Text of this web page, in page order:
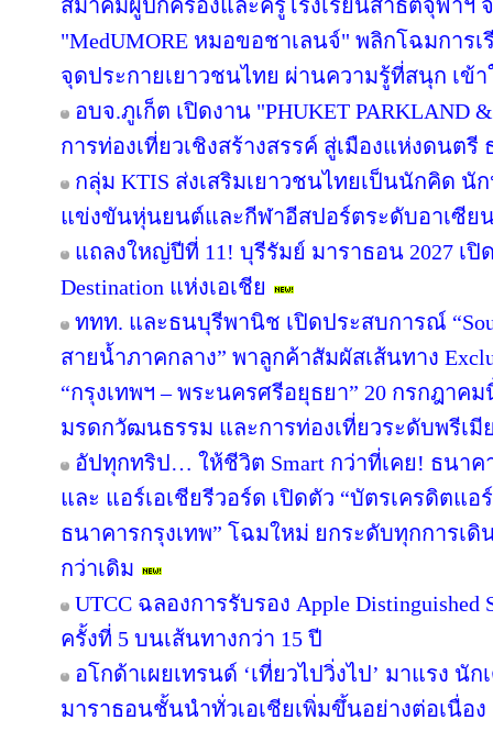
สมาคมผู้ปกครองและครูโรงเรียนสาธิตจุฬาฯ
"MedUMORE หมอขอชาเลนจ์" พลิกโฉมการเรี
จุดประกายเยาวชนไทย ผ่านความรู้ที่สนุก เข้า
อบจ.ภูเก็ต เปิดงาน "PHUKET PARKLAND
การท่องเที่ยวเชิงสร้างสรรค์ สู่เมืองแห่งดนต
กลุ่ม KTIS ส่งเสริมเยาวชนไทยเป็นนักคิด นั
แข่งขันหุ่นยนต์และกีฬาอีสปอร์ตระดับอาเซีย
แถลงใหญ่ปีที่ 11! บุรีรัมย์ มาราธอน 2027 เปิ
Destination แห่งเอเชีย
ททท. และธนบุรีพานิช เปิดประสบการณ์
สายน้ำภาคกลาง” พาลูกค้าสัมผัสเส้นทาง
“กรุงเทพฯ – พระนครศรีอยุธยา” 20 กรกฎาค
มรดกวัฒนธรรม และการท่องเที่ยวระดับพรีเมี
อัปทุกทริป… ให้ชีวิต Smart กว่าที่เคย! ธนาค
และ แอร์เอเชียรีวอร์ด เปิดตัว “บัตรเครดิตแ
ธนาคารกรุงเทพ” โฉมใหม่ ยกระดับทุกการเ
กว่าเดิม
UTCC ฉลองการรับรอง Apple Distinguished
ครั้งที่ 5 บนเส้นทางกว่า 15 ปี
อโกด้าเผยเทรนด์ ‘เที่ยวไปวิ่งไป’ มาแรง นั
มาราธอนชั้นนำทั่วเอเชียเพิ่มขึ้นอย่างต่อเนื่อง